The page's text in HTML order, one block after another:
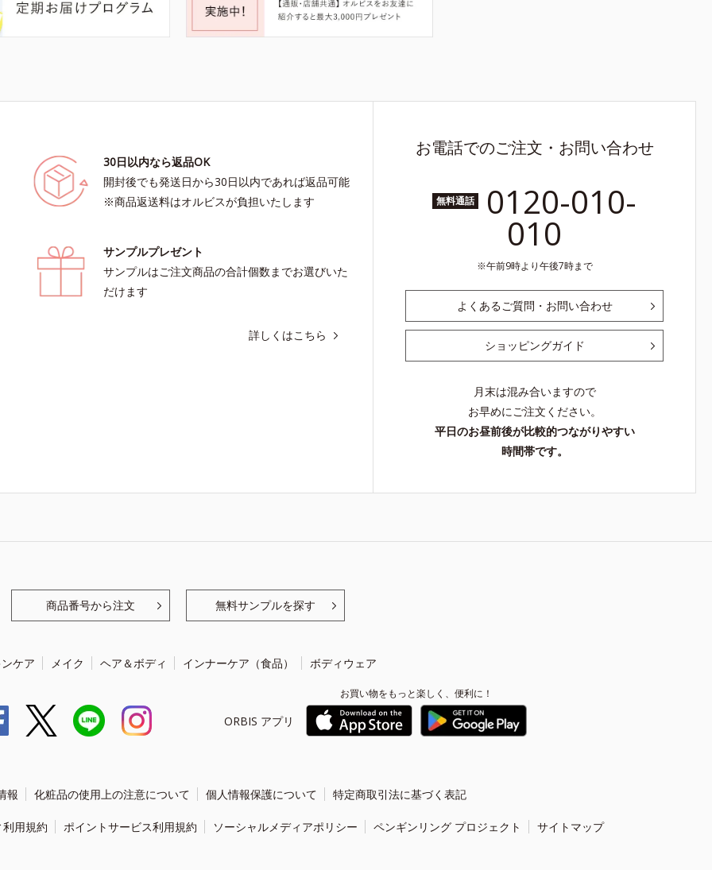
30日以内なら返品OK
開封後でも発送日から30日以内であれば返品可能
※商品返送料はオルビスが負担いたします
サンプルプレゼント
サンプルはご注文商品の合計個数までお選びいた
だけます
詳しくはこちら
お電話でのご注文・お問い合わせ
無料通話 0120-010-
010
午前9時より午後7時まで
よくあるご質問・お問い合わせ
ショッピングガイド
月末は混み合いますので
お早めにご注文ください。
平日のお昼前後が比較的つながりやすい
時間帯です。
商品番号から注文 無料サンプルを探す
ケア メイク ヘア＆ボディ インナーケア（食品） ボディウェア
ORBIS アプリ
お買い物をもっと楽しく、便利に！
報 化粧品の使用上の注意について 個人情報保護について 特定商取引法に基づく表記
用規約 ポイントサービス利用規約 ソーシャルメディアポリシー ペンギンリング プロジェクト サイトマップ